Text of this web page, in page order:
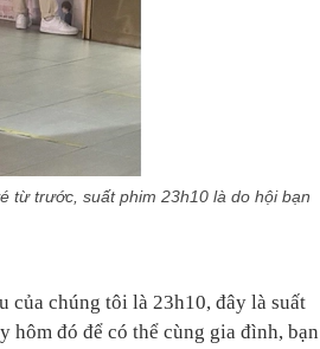
từ trước, suất phim 23h10 là do hội bạn
của chúng tôi là 23h10, đây là suất
hôm đó để có thể cùng gia đình, bạn